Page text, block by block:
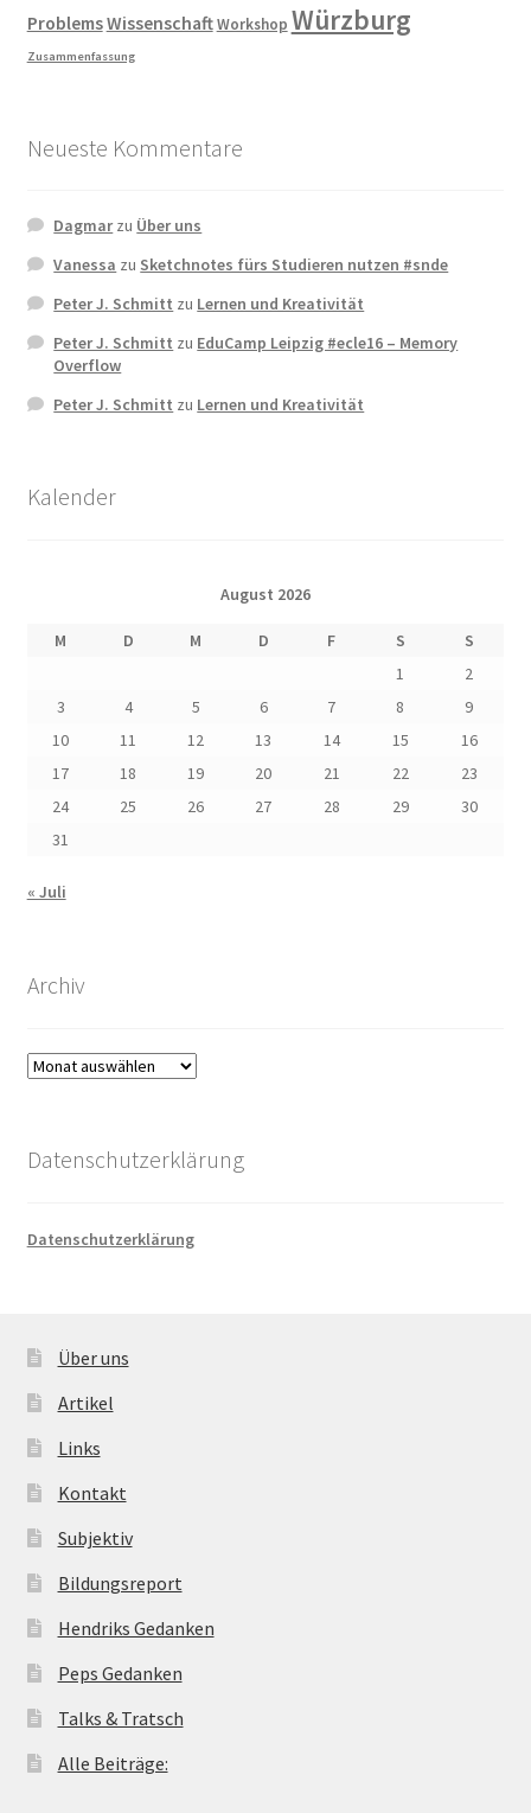
ProblemsWissenschaftWorkshop Würzburg
Zusammenfassung
Neueste Kommentare
Dagmarzu Über uns
Vanessa zu Sketchnotes fürs Studieren nutzen #snde
Peter J. Schmitt zu Lernen und Kreativität
Peter J. Schmitt zu EduCamp Leipzig #ecle16 – Memory
Overflow
Peter J. Schmitt zu Lernen und Kreativität
Kalender
August 2026
M D M D F S
S
1
2
3
4 5 6 7 8
9
10
11 12 13 14 15
16
17
18 19 20 21 22
23
24
25 26 27 28 29
30
31
« Juli
Archiv
Archiv
Datenschutzerklärung
Datenschutzerklärung
Über uns
Artikel
Links
Kontakt
Subjektiv
Bildungsreport
Hendriks Gedanken
Peps Gedanken
Talks & Tratsch
Alle Beiträge: